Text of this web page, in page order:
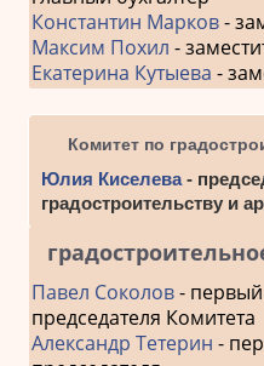
Константин Марков-
Максим Похил -
Екатерина Кутыева -
Комитет по
Юлия Киселева-
градостроительству и
Павел Соколов- первый
председателя Комитета
Александр Тетерин -